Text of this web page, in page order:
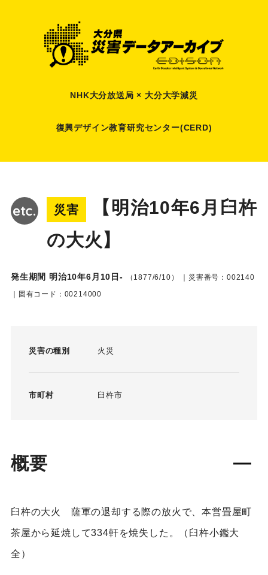
NHK大分放送局 × 大分大学減災
復興デザイン教育研究センター(CERD)
災害
【明治10年6月臼杵
の大火】
発生期間 明治10年6月10日- （1877/6/10）
｜災害番号：002140
｜固有コード：00214000
災害の種別 火災
市町村 臼杵市
概要
臼杵の大火 薩軍の退却する際の放火で、本営畳屋町
茶屋から延焼して334軒を焼失した。（臼杵小鑑大
全）